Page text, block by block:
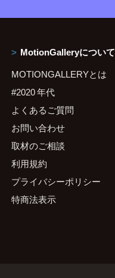
MotionGalleryについて
MOTIONGALLERYとは
#2020 年代
よくあるご質問
お問い合わせ
取材のご相談
利用規約
プライバシーポリシー
特商法表示